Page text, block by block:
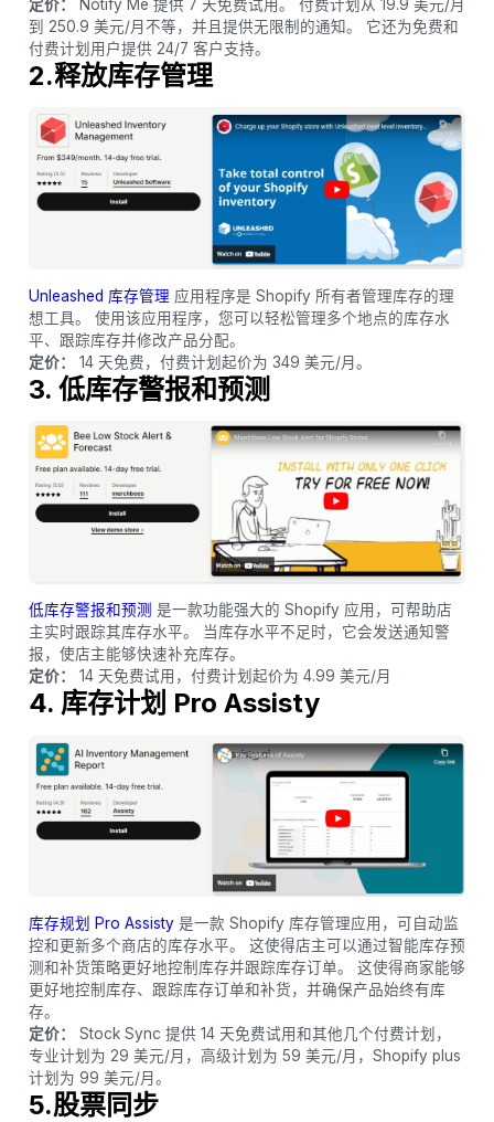
定价：
Notify Me 提供 7 天免费试用。 付费计划从 19.9 美元/月
到 250.9 美元/月不等，并且提供无限制的通知。 它还为免费和
付费计划用户提供 24/7 客户支持。
2.释放库存管理
Unleashed 库存管理 应用程序是 Shopify 所有者管理库存的理
想工具。 使用该应用程序，您可以轻松管理多个地点的库存水
平、跟踪库存并修改产品分配。
定价：
14 天免费，付费计划起价为 349 美元/月。
3. 低库存警报和预测
低库存警报和预测 是一款功能强大的 Shopify 应用，可帮助店
主实时跟踪其库存水平。 当库存水平不足时，它会发送通知警
报，使店主能够快速补充库存。
定价：
14 天免费试用，付费计划起价为 4.99 美元/月
4. 库存计划 Pro Assisty
库存规划 Pro Assisty是一款 Shopify 库存管理应用，可自动监
控和更新多个商店的库存水平。 这使得店主可以通过智能库存预
测和补货策略更好地控制库存并跟踪库存订单。 这使得商家能够
更好地控制库存、跟踪库存订单和补货，并确保产品始终有库
存。
定价：
Stock Sync 提供 14 天免费试用和其他几个付费计划，
专业计划为 29 美元/月，高级计划为 59 美元/月，Shopify plus
计划为 99 美元/月。
5.股票同步